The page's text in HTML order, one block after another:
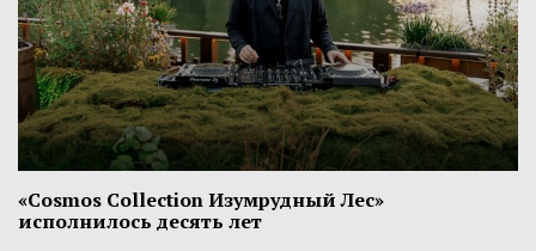
«Cosmos Collection Изумрудный Лес»
исполнилось десять лет